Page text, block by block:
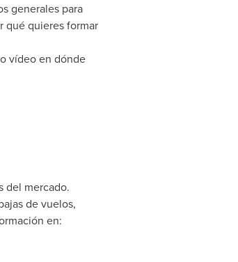
generales para
qué quieres formar
vídeo en dónde
del mercado.
de vuelos,
en: